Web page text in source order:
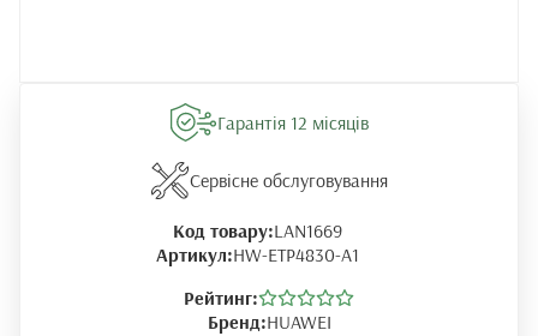
Гарантія 12 місяців
Сервісне обслуговування
Код товару:LAN1669
Артикул:HW-ETP4830-A1
Рейтинг:
Бренд:HUAWEI